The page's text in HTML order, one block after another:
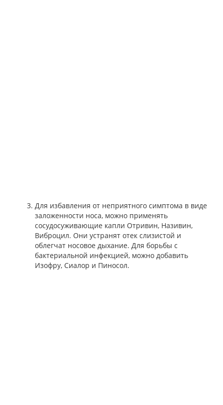
Для избавления от неприятного симптома в виде
заложенности носа, можно применять
сосудосуживающие капли Отривин, Називин,
Виброцил. Они устранят отек слизистой и
облегчат носовое дыхание. Для борьбы с
бактериальной инфекцией, можно добавить
Изофру, Сиалор и Пиносол.